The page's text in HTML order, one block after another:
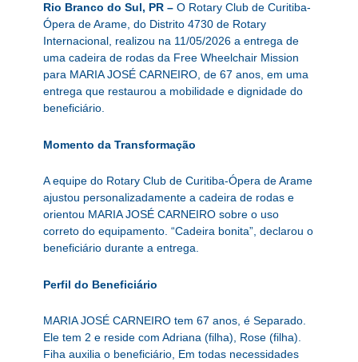
Rio Branco do Sul, PR –O Rotary Club de Curitiba-
Ópera de Arame, do Distrito 4730 de Rotary
Internacional, realizou na 11/05/2026 a entrega de
uma cadeira de rodas da Free Wheelchair Mission
para MARIA JOSÉ CARNEIRO, de 67 anos, em uma
entrega que restaurou a mobilidade e dignidade do
beneficiário.
Momento da Transformação
A equipe do Rotary Club de Curitiba-Ópera de Arame
ajustou personalizadamente a cadeira de rodas e
orientou MARIA JOSÉ CARNEIRO sobre o uso
correto do equipamento. “Cadeira bonita”, declarou o
beneficiário durante a entrega.
Perfil do Beneficiário
MARIA JOSÉ CARNEIRO tem 67 anos, é Separado.
Ele tem 2 e reside com Adriana (filha), Rose (filha).
Fiha auxilia o beneficiário, Em todas necessidades